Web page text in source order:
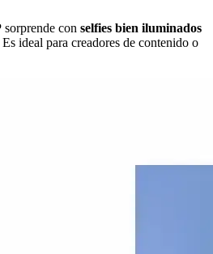
sorprende con selfies bien iluminados
ideal para creadores de contenido o